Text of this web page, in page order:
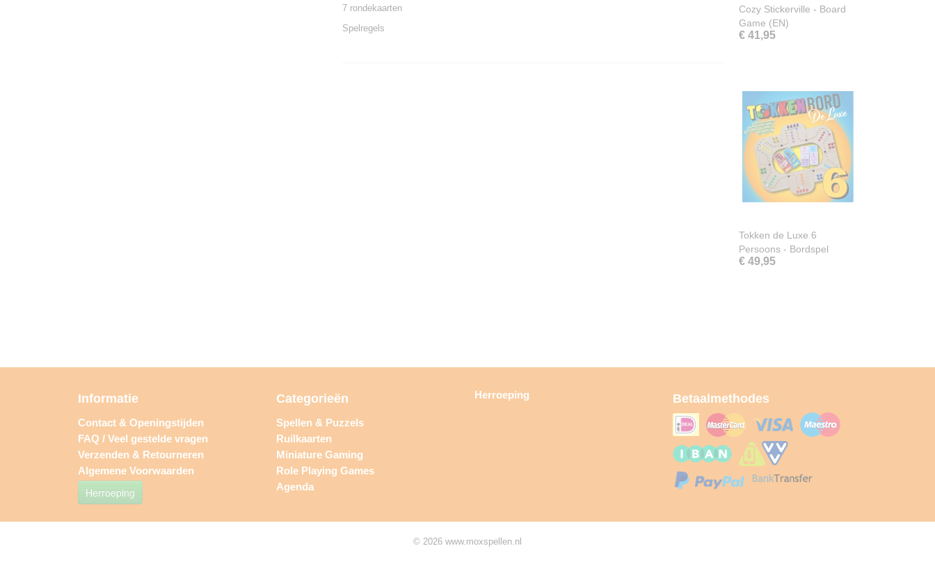
7 rondekaarten
Spelregels
Cozy Stickerville - Board
Game (EN)
€ 41,95
Tokken de Luxe 6
Persoons - Bordspel
€ 49,95
Informatie
Contact & Openingstijden
FAQ / Veel gestelde vragen
Verzenden & Retourneren
Algemene Voorwaarden
Herroeping
Categorieën
Spellen & Puzzels
Ruilkaarten
Miniature Gaming
Role Playing Games
Agenda
Herroeping Betaalmethodes
© 2026 www.moxspellen.nl